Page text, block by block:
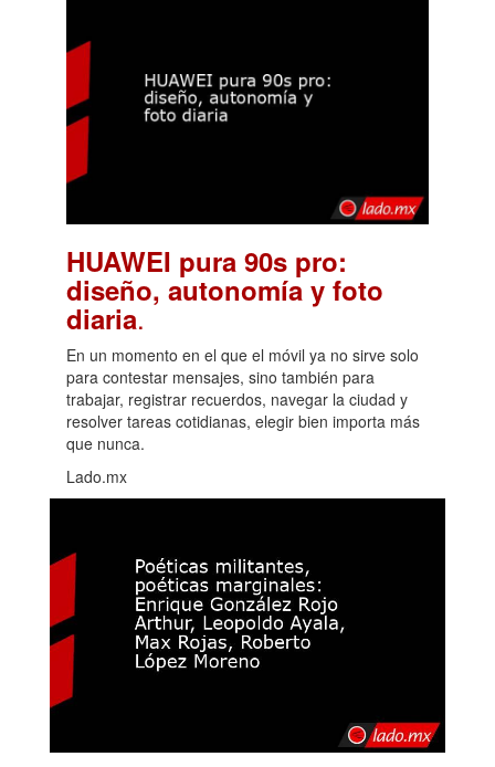
HUAWEI pura 90s pro:
diseño, autonomía y foto
diaria.
En un momento en el que el móvil ya no sirve solo
para contestar mensajes, sino también para
trabajar, registrar recuerdos, navegar la ciudad y
resolver tareas cotidianas, elegir bien importa más
que nunca.
Lado.mx